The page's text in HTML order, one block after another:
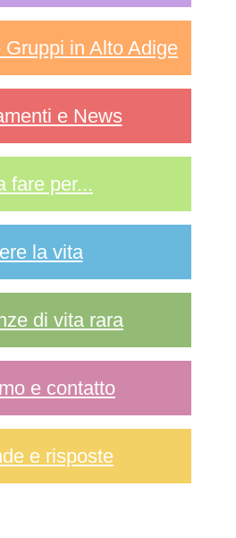
in Alto Adige
e News
fare per...
la vita
di vita rara
e contatto
e risposte